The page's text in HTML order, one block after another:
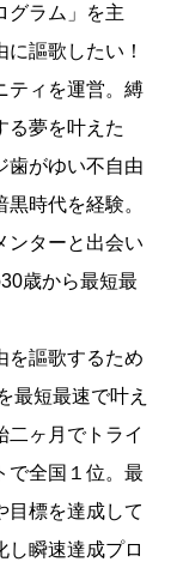
グラム」を主
謳歌したい！
ティを運営。縛
る夢を叶えた
歯がゆい不自由
時代を経験。
ンターと出会い
歳から最短最
を謳歌するため
最短最速で叶え
二ヶ月でトライ
で全国１位。最
目標を達成して
し瞬速達成プロ